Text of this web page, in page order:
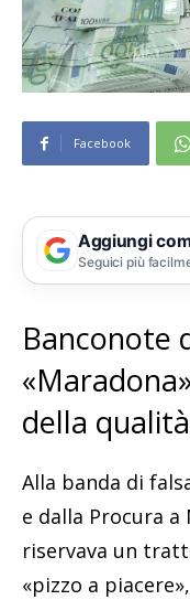
Facebook
Aggiungi
Seguici più
Banconote
della qualità
Alla banda di
e dalla Procura a
riservava un
«pizzo a